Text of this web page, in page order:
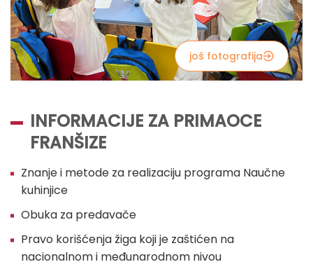
još fotografija
INFORMACIJE ZA PRIMAOCE
FRANŠIZE
Znanje i metode za realizaciju programa Naučne
kuhinjice
Obuka za predavače
Pravo korišćenja žiga koji je zaštićen na
nacionalnom i međunarodnom nivou